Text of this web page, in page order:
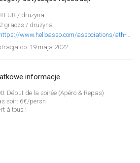
8 EUR / drużyna
2 graczs / drużyna
do: 19 maja 2022
informacje
Début de la soirée (Apéro & Repas)
soir: 6€/persn
à tous !
lut 2022| Czechy
TangoMölkky
5 lut 2022|Finlandia
lut 2022|Finlandia
Tournament
lut 2022